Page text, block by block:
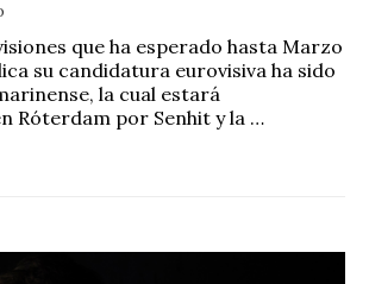
que ha esperado hasta Marzo
su candidatura eurovisiva ha sido
la cual estará
Róterdam por Senhit y la …